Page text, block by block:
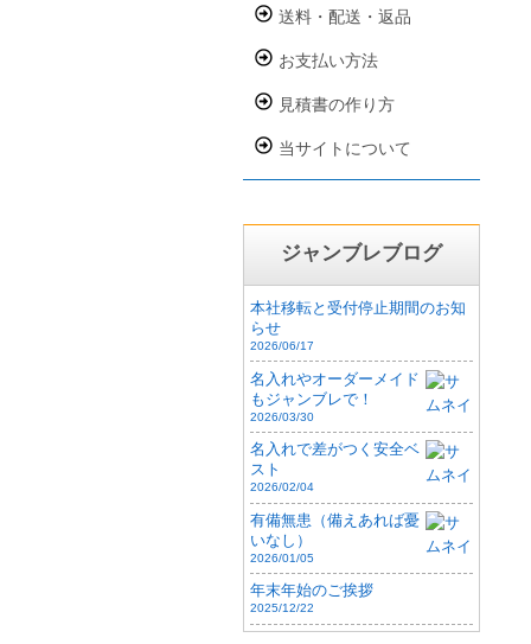
送料・配送・返品
お支払い方法
見積書の作り方
当サイトについて
ジャンブレブログ
本社移転と受付停止期間のお知
らせ
2026/06/17
名入れやオーダーメイド
もジャンブレで！
2026/03/30
名入れで差がつく安全ベ
スト
2026/02/04
有備無患（備えあれば憂
いなし）
2026/01/05
年末年始のご挨拶
2025/12/22